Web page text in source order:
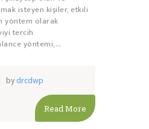
isteyen kişiler, etkili
yöntem olarak
tercih
yöntemi,…
bydrcdwp
Read More